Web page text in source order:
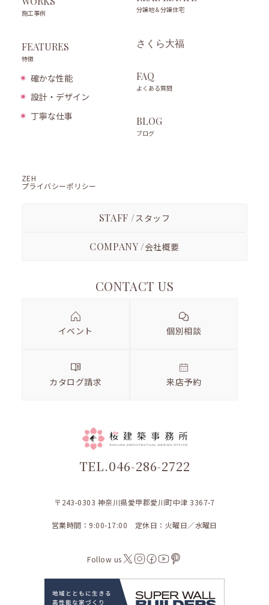
施工事例
FEATURES
特徴
確かな性能
設計・デザイン
丁寧な仕事
分譲地＆分譲住宅
さくら大福
FAQ
よくある質問
BLOG
ブログ
ZEH
プライバシーポリシー
STAFF /スタッフ
COMPANY /会社概要
CONTACT US
イベント 個別相談
カタログ請求 来店予約
TEL.046-286-2722
〒243-0303 神奈川県愛甲郡愛川町中津 3367-7
営業時間：9:00-17:00 定休日：火曜日／水曜日
Follow us